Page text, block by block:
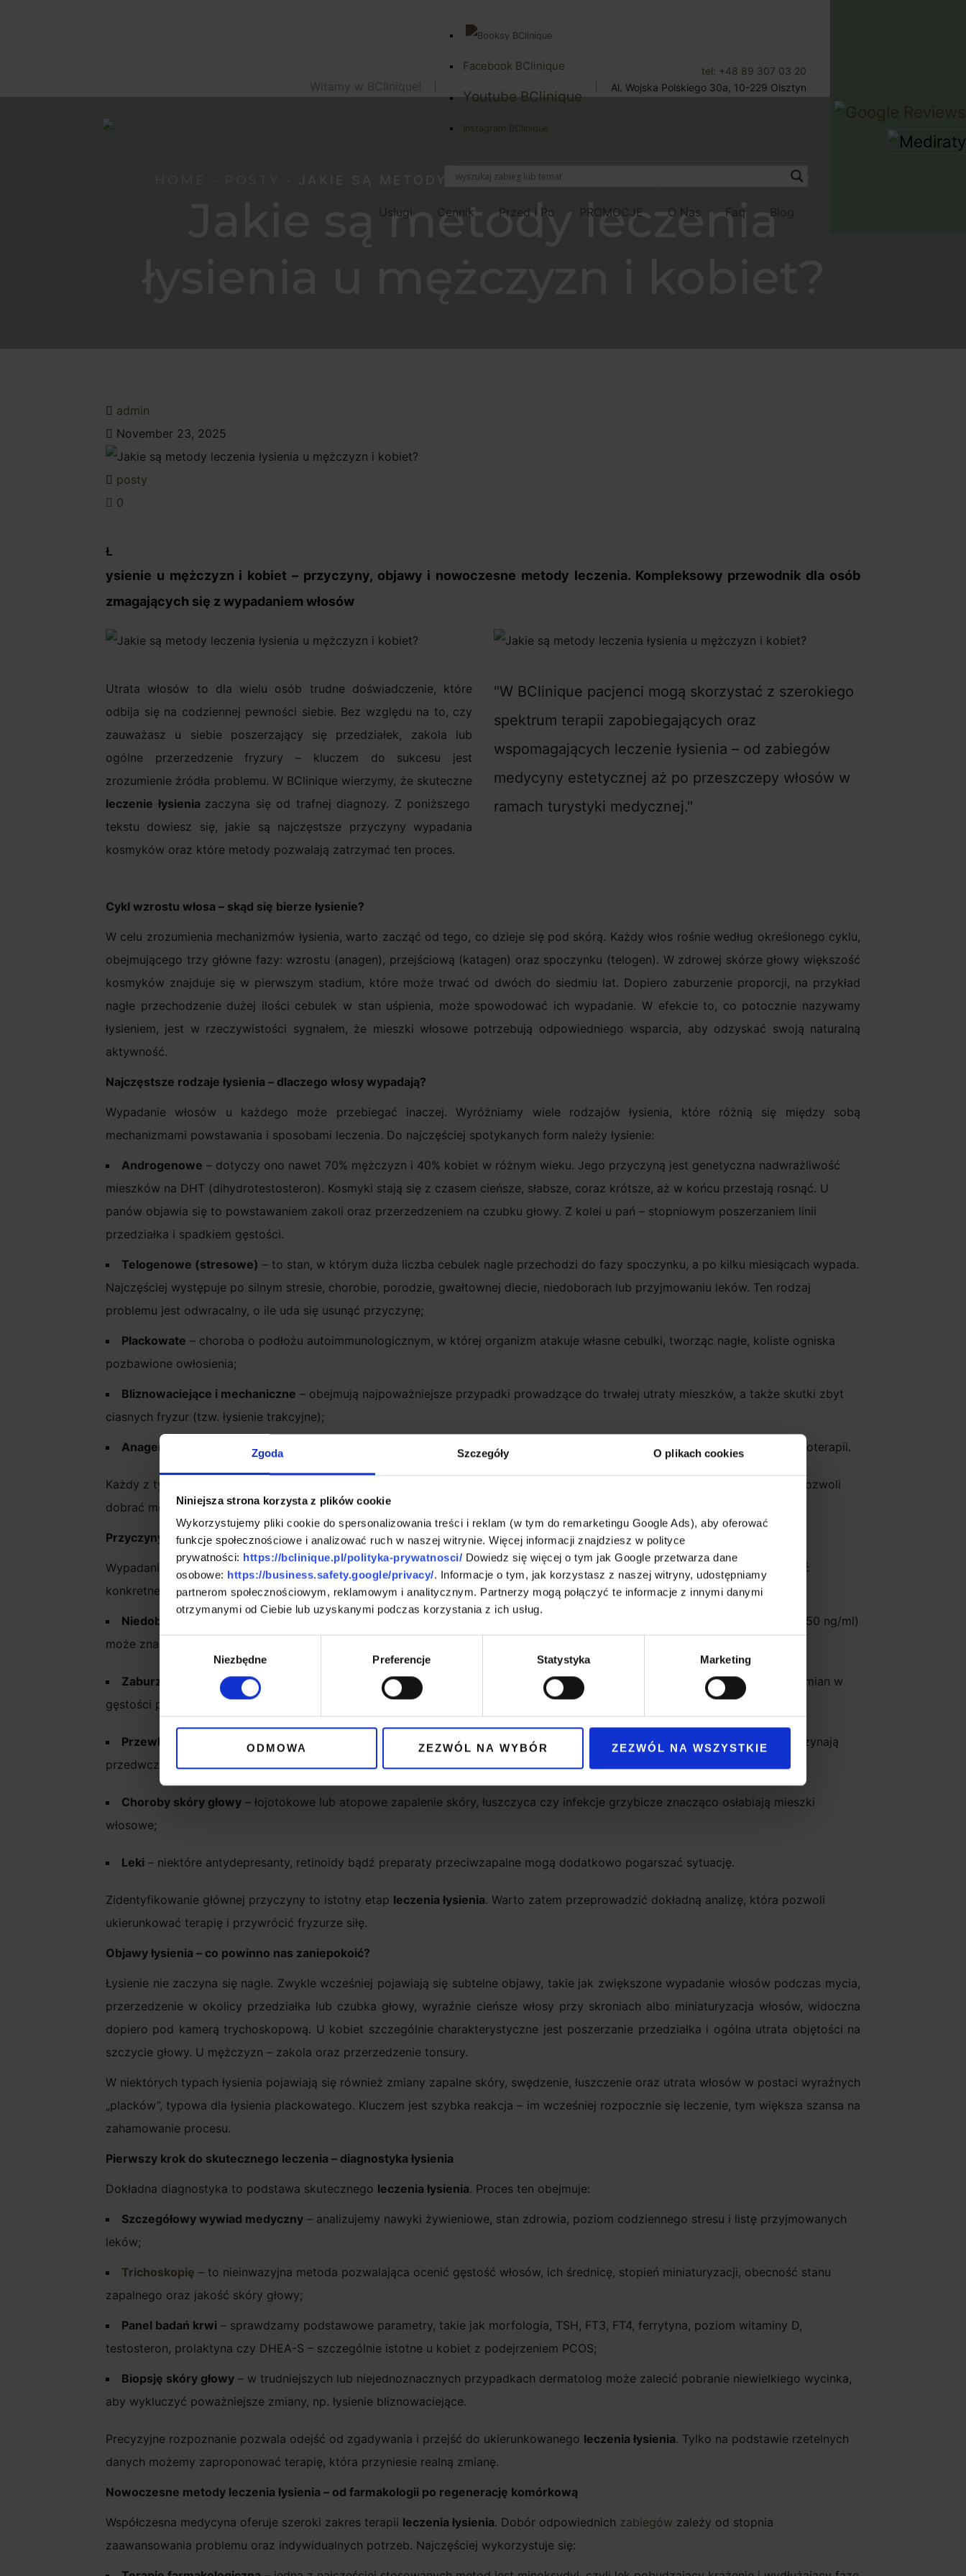
Zgoda Szczegóły O plikach cookies
Niniejsza strona korzysta z plików cookie
Wykorzystujemy pliki cookie do spersonalizowania treści i reklam (w tym do remarketingu Google Ads), aby oferować
funkcje społecznościowe i analizować ruch w naszej witrynie. Więcej informacji znajdziesz w polityce
prywatności: https://bclinique.pl/polityka-prywatnosci/ Dowiedz się więcej o tym jak Google przetwarza dane
osobowe: https://business.safety.google/privacy/. Informacje o tym, jak korzystasz z naszej witryny, udostępniamy
partnerom społecznościowym, reklamowym i analitycznym. Partnerzy mogą połączyć te informacje z innymi danymi
otrzymanymi od Ciebie lub uzyskanymi podczas korzystania z ich usług.
Niezbędne Preferencje Statystyka Marketing
ODMOWA ZEZWÓL NA WYBÓR ZEZWÓL NA WSZYSTKIE
Witamy w BClinique!
Facebook BClinique
Youtube BClinique
Instagram BClinique
tel: +48 89 307 03 20
Al. Wojska Polskiego 30a, 10-229 Olsztyn
Usługi Cennik Przed I Po PROMOCJE O Nas Faq Blog
Jakie są metody leczenia
JAKIE SĄ METODY LECZENIA ŁYSIENIA U MĘŻCZYZN I KOBIET?
admin
November 23, 2025
posty
0
Ł
ysienie u mężczyzn i kobiet – przyczyny, objawy i nowoczesne metody leczenia. Kompleksowy przewodnik dla osób
zmagających się z wypadaniem włosów
Utrata włosów to dla wielu osób trudne doświadczenie, które
odbija się na codziennej pewności siebie. Bez względu na to, czy
zauważasz u siebie poszerzający się przedziałek, zakola lub
ogólne przerzedzenie fryzury – kluczem do sukcesu jest
zrozumienie źródła problemu. W BClinique wierzymy, że skuteczne
leczenie łysienia zaczyna się od trafnej diagnozy. Z poniższego
tekstu dowiesz się, jakie są najczęstsze przyczyny wypadania
kosmyków oraz które metody pozwalają zatrzymać ten proces.
W BClinique pacjenci mogą skorzystać z szerokiego
spektrum terapii zapobiegających oraz
wspomagających leczenie łysienia – od zabiegów
medycyny estetycznej aż po przeszczepy włosów w
ramach turystyki medycznej.
Cykl wzrostu włosa – skąd się bierze łysienie?
W celu zrozumienia mechanizmów łysienia, warto zacząć od tego, co dzieje się pod skórą. Każdy włos rośnie według określonego cyklu,
obejmującego trzy główne fazy: wzrostu (anagen), przejściową (katagen) oraz spoczynku (telogen). W zdrowej skórze głowy większość
kosmyków znajduje się w pierwszym stadium, które może trwać od dwóch do siedmiu lat. Dopiero zaburzenie proporcji, na przykład
nagłe przechodzenie dużej ilości cebulek w stan uśpienia, może spowodować ich wypadanie. W efekcie to, co potocznie nazywamy
łysieniem, jest w rzeczywistości sygnałem, że mieszki włosowe potrzebują odpowiedniego wsparcia, aby odzyskać swoją naturalną
aktywność.
Najczęstsze rodzaje łysienia – dlaczego włosy wypadają?
Wypadanie włosów u każdego może przebiegać inaczej. Wyróżniamy wiele rodzajów łysienia, które różnią się między sobą
mechanizmami powstawania i sposobami leczenia. Do najczęściej spotykanych form należy łysienie:
Androgenowe – dotyczy ono nawet 70% mężczyzn i 40% kobiet w różnym wieku. Jego przyczyną jest genetyczna nadwrażliwość
mieszków na DHT (dihydrotestosteron). Kosmyki stają się z czasem cieńsze, słabsze, coraz krótsze, aż w końcu przestają rosnąć. U
panów objawia się to powstawaniem zakoli oraz przerzedzeniem na czubku głowy. Z kolei u pań – stopniowym poszerzaniem linii
przedziałka i spadkiem gęstości.
Telogenowe (stresowe) – to stan, w którym duża liczba cebulek nagle przechodzi do fazy spoczynku, a po kilku miesiącach wypada.
Najczęściej występuje po silnym stresie, chorobie, porodzie, gwałtownej diecie, niedoborach lub przyjmowaniu leków. Ten rodzaj
problemu jest odwracalny, o ile uda się usunąć przyczynę;
Plackowate – choroba o podłożu autoimmunologicznym, w której organizm atakuje własne cebulki, tworząc nagłe, koliste ogniska
pozbawione owłosienia;
Bliznowaciejące i mechaniczne – obejmują najpoważniejsze przypadki prowadzące do trwałej utraty mieszków, a także skutki zbyt
ciasnych fryzur (tzw. łysienie trakcyjne);
Anagenowe – nagła utrata pasm, najczęściej występująca w trakcie intensywnego leczenia farmakologicznego, np. po chemioterapii.
Każdy z tych przypadków wymaga innego planu działania. Zamiast zgadywać, warto postawić na rzetelną diagnostykę, która pozwoli
dobrać metodę dającą trwały efekt, wspierając odzyskanie pewności siebie.
Przyczyny wypadania włosów – czynniki, które najczęściej prowokują łysienie
Wypadanie włosów jest zjawiskiem złożonym i wieloczynnikowym. Aby skutecznie zatrzymać ten proces, należy zidentyfikować
konkretne wyzwalacze, które osłabiają cebulki. Wśród najczęściej wymienianych przyczyn znajdują się:
Niedobory
– kondycja fryzury to odzwierciedlenie zdrowia organizmu. Badania pokazują, że niski stan ferrytyny (poniżej 40–50 ng/ml)
może znacząco nasilać przerzedzenie. Ważne są również witamina D, cynk oraz ogólne nawyki żywieniowe;
Zaburzenia hormonalne– problemy z tarczycą czy podwyższony poziom androgenów to jedne z najczęstszych przyczyn zmian w
gęstości pasm, wymagające precyzyjnej diagnostyki laboratoryjnej;
Przewlekły stres
– podnosi on stan kortyzolu, który odpowiada za zaburzenie cyklu wzrostu włosa. W rezultacie pasma zaczynają
przedwcześnie przechodzić w fazę telogenu, co prowadzi do ich masowego wypadania;
Choroby skóry głowy – łojotokowe lub atopowe zapalenie skóry, łuszczyca czy infekcje grzybicze znacząco osłabiają mieszki
włosowe;
Leki – niektóre antydepresanty, retinoidy bądź preparaty przeciwzapalne mogą dodatkowo pogarszać sytuację.
Zidentyfikowanie głównej przyczyny to istotny etap leczenia łysienia. Warto zatem przeprowadzić dokładną analizę, która pozwoli
ukierunkować terapię i przywrócić fryzurze siłę.
Objawy łysienia – co powinno nas zaniepokoić?
Łysienie nie zaczyna się nagle. Zwykle wcześniej pojawiają się subtelne objawy, takie jak zwiększone wypadanie włosów podczas mycia,
przerzedzenie w okolicy przedziałka lub czubka głowy, wyraźnie cieńsze włosy przy skroniach albo miniaturyzacja włosów, widoczna
dopiero pod kamerą trychoskopową. U kobiet szczególnie charakterystyczne jest poszerzanie przedziałka i ogólna utrata objętości na
szczycie głowy. U mężczyzn – zakola oraz przerzedzenie tonsury.
W niektórych typach łysienia pojawiają się również zmiany zapalne skóry, swędzenie, łuszczenie oraz utrata włosów w postaci wyraźnych
„placków”, typowa dla łysienia plackowatego. Kluczem jest szybka reakcja – im wcześniej rozpocznie się leczenie, tym większa szansa na
zahamowanie procesu.
Pierwszy krok do skutecznego leczenia – diagnostyka łysienia
Dokładna diagnostyka to podstawa skutecznego leczenia łysienia. Proces ten obejmuje:
Szczegółowy wywiad medyczny – analizujemy nawyki żywieniowe, stan zdrowia, poziom codziennego stresu i listę przyjmowanych
leków;
Trichoskopię – to nieinwazyjna metoda pozwalająca ocenić gęstość włosów, ich średnicę, stopień miniaturyzacji, obecność stanu
zapalnego oraz jakość skóry głowy;
Panel badań krwi – sprawdzamy podstawowe parametry, takie jak morfologia, TSH, FT3, FT4, ferrytyna, poziom witaminy D,
testosteron, prolaktyna czy DHEA-S – szczególnie istotne u kobiet z podejrzeniem PCOS;
Biopsję skóry głowy – w trudniejszych lub niejednoznacznych przypadkach dermatolog może zalecić pobranie niewielkiego wycinka,
aby wykluczyć poważniejsze zmiany, np. łysienie bliznowaciejące.
Precyzyjne rozpoznanie pozwala odejść od zgadywania i przejść do ukierunkowanego leczenia łysienia. Tylko na podstawie rzetelnych
danych możemy zaproponować terapię, która przyniesie realną zmianę.
Nowoczesne metody leczenia łysienia – od farmakologii po regenerację komórkową
Współczesna medycyna oferuje szeroki zakres terapii leczenia łysienia. Dobór odpowiednich zabiegów zależy od stopnia
zaawansowania problemu oraz indywidualnych potrzeb. Najczęściej wykorzystuje się: